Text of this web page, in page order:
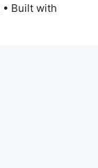
• Built with